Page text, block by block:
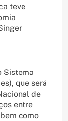
teve
Sistema
que será
de
entre
como